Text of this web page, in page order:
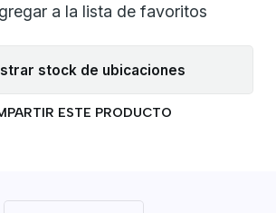
a la lista de favoritos
stock de ubicaciones
ESTE PRODUCTO